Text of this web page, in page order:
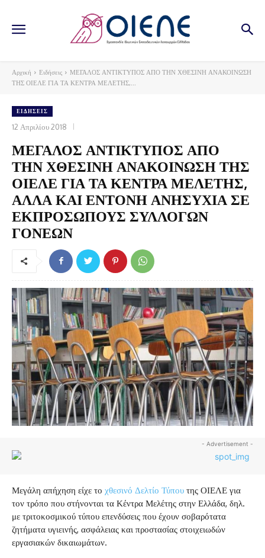
Αρχική Ειδήσεις
ΜΕΓΑΛΟΣ ΑΝΤΙΚΤΥΠΟΣ ΑΠΟ ΤΗΝ ΧΘΕΣΙΝΗ ΑΝΑΚΟΙΝΩΣΗ
ΤΗΣ ΟΙΕΛΕ ΓΙΑ ΤΑ ΚΕΝΤΡΑ ΜΕΛΕΤΗΣ,...
ΕΙΔΉΣΕΙΣ
12 Απριλίου 2018
ΜΕΓΑΛΟΣ ΑΝΤΙΚΤΥΠΟΣ ΑΠΟ
ΤΗΝ ΧΘΕΣΙΝΗ ΑΝΑΚΟΙΝΩΣΗ ΤΗΣ
ΟΙΕΛΕ ΓΙΑ ΤΑ ΚΕΝΤΡΑ ΜΕΛΕΤΗΣ,
ΑΛΛΑ ΚΑΙ ΕΝΤΟΝΗ ΑΝΗΣΥΧΙΑ ΣΕ
ΕΚΠΡΟΣΩΠΟΥΣ ΣΥΛΛΟΓΩΝ
ΓΟΝΕΩΝ
- Advertisement -
Μεγάλη απήχηση είχε το χθεσινό Δελτίο Τύπου της ΟΙΕΛΕ για
τον τρόπο που στήνονται τα Κέντρα Μελέτης στην Ελλάδα, δηλ.
με τριτοκοσμικού τύπου επενδύσεις που έχουν σοβαρότατα
ζητήματα υγιεινής, ασφάλειας και προστασίας στοιχειωδών
εργασιακών δικαιωμάτων.